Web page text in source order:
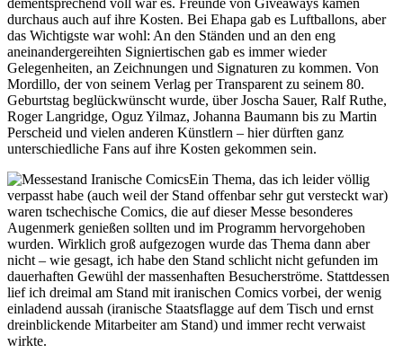
durchaus auch auf ihre Kosten. Bei Ehapa gab es Luftballons, aber
das Wichtigste war wohl: An den Ständen und an den eng
aneinandergereihten Signiertischen gab es immer wieder
Gelegenheiten, an Zeichnungen und Signaturen zu kommen. Von
Mordillo, der von seinem Verlag per Transparent zu seinem 80.
Geburtstag beglückwünscht wurde, über Joscha Sauer, Ralf Ruthe,
Roger Langridge, Oguz Yilmaz, Johanna Baumann bis zu Martin
Perscheid und vielen anderen Künstlern – hier dürften ganz
unterschiedliche Fans auf ihre Kosten gekommen sein.
Ein Thema, das ich leider völlig
verpasst habe (auch weil der Stand offenbar sehr gut versteckt war)
waren tschechische Comics, die auf dieser Messe besonderes
Augenmerk genießen sollten und im Programm hervorgehoben
wurden. Wirklich groß aufgezogen wurde das Thema dann aber
nicht – wie gesagt, ich habe den Stand schlicht nicht gefunden im
dauerhaften Gewühl der massenhaften Besucherströme. Stattdessen
lief ich dreimal am Stand mit iranischen Comics vorbei, der wenig
einladend aussah (iranische Staatsflagge auf dem Tisch und ernst
dreinblickende Mitarbeiter am Stand) und immer recht verwaist
wirkte.